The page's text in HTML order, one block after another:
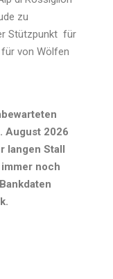
zu
Stützpunkt für
von Wölfen
August 2026
langen Stall
noch